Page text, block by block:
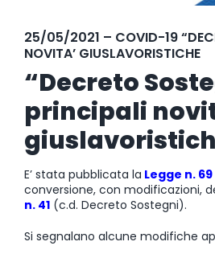
25/05/2021 – COVID-19
NOVITA’ GIUSLAVORISTICHE
“Decreto
principali
E’ stata pubblicata la Legge n.
conversione, con modificazioni,
n. 41 (c.d. Decreto Sostegni).
Si segnalano alcune modifiche